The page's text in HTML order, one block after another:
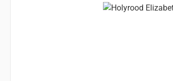
Bildergalerie überspringen